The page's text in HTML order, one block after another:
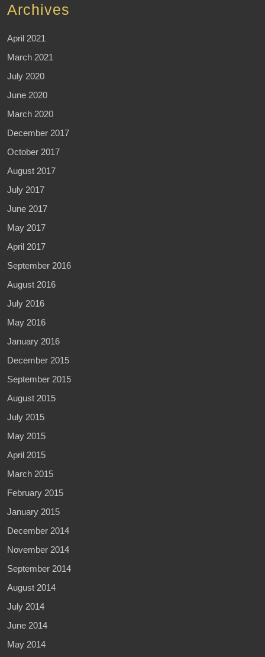
Archives
April 2021
March 2021
July 2020
June 2020
March 2020
December 2017
October 2017
August 2017
July 2017
June 2017
May 2017
April 2017
September 2016
August 2016
July 2016
May 2016
January 2016
December 2015
September 2015
August 2015
July 2015
May 2015
April 2015
March 2015
February 2015
January 2015
December 2014
November 2014
September 2014
August 2014
July 2014
June 2014
May 2014